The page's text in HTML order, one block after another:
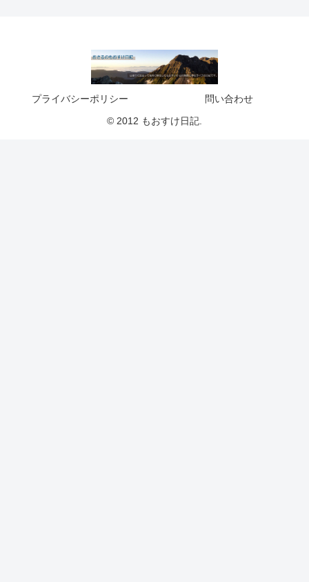
プライバシーポリシー
問い合わせ
© 2012 もおすけ日記.